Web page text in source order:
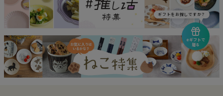
eギフトで
贈る
ギフトをお探しですか？